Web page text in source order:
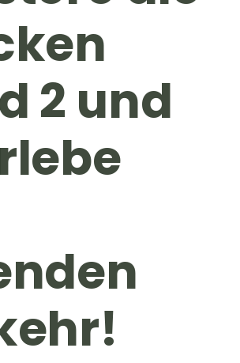
2 und